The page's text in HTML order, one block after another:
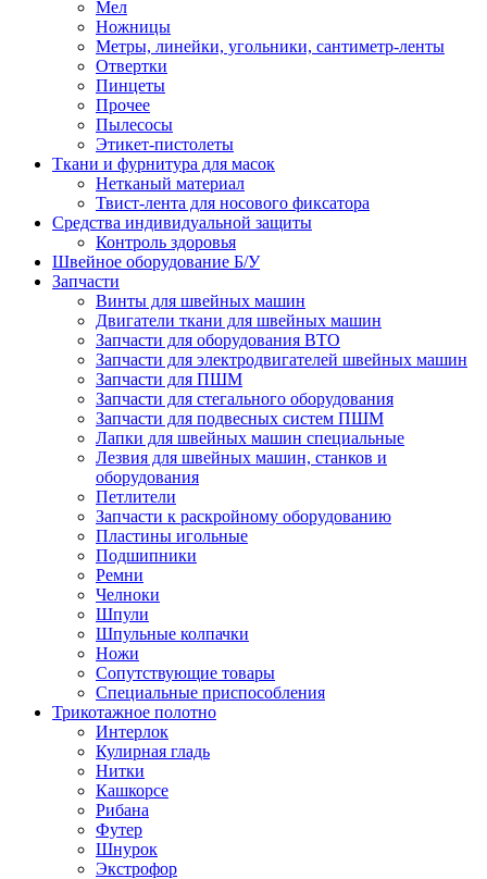
Мел
Ножницы
Метры, линейки, угольники, сантиметр-ленты
Отвертки
Пинцеты
Прочее
Пылесосы
Этикет-пистолеты
Ткани и фурнитура для масок
Нетканый материал
Твист-лента для носового фиксатора
Средства индивидуальной защиты
Контроль здоровья
Швейное оборудование Б/У
Запчасти
Винты для швейных машин
Двигатели ткани для швейных машин
Запчасти для оборудования ВТО
Запчасти для электродвигателей швейных машин
Запчасти для ПШМ
Запчасти для стегального оборудования
Запчасти для подвесных систем ПШМ
Лапки для швейных машин специальные
Лезвия для швейных машин, станков и
оборудования
Петлители
Запчасти к раскройному оборудованию
Пластины игольные
Подшипники
Ремни
Челноки
Шпули
Шпульные колпачки
Ножи
Сопутствующие товары
Специальные приспособления
Трикотажное полотно
Интерлок
Кулирная гладь
Нитки
Кашкорсе
Рибана
Футер
Шнурок
Экстрофор